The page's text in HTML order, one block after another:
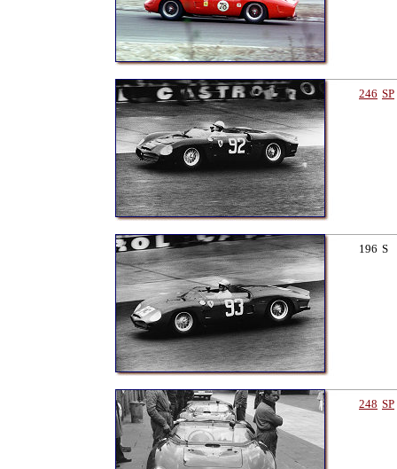
246 SP
248 SP
S
196